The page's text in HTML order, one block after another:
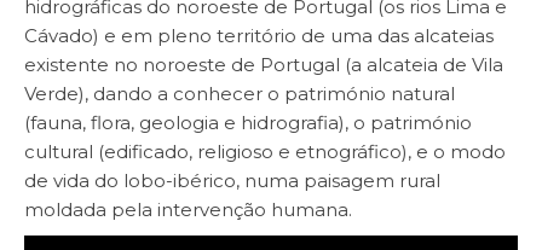
hidrográficas do noroeste de Portugal (os rios Lima e
Cávado) e em pleno território de uma das alcateias
existente no noroeste de Portugal (a alcateia de Vila
Verde), dando a conhecer o património natural
(fauna, flora, geologia e hidrografia), o património
cultural (edificado, religioso e etnográfico), e o modo
de vida do lobo-ibérico, numa paisagem rural
moldada pela intervenção humana.